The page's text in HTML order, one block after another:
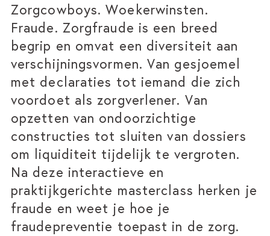
Zorgcowboys. Woekerwinsten.
Fraude. Zorgfraude is een breed
begrip en omvat een diversiteit aan
verschijningsvormen. Van gesjoemel
met declaraties tot iemand die zich
voordoet als zorgverlener. Van
opzetten van ondoorzichtige
constructies tot sluiten van dossiers
om liquiditeit tijdelijk te vergroten.
Na deze interactieve en
praktijkgerichte masterclass herken je
fraude en weet je hoe je
fraudepreventie toepast in de zorg.